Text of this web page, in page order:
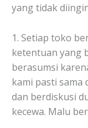
yang tidak
1. Setiap toko
ketentuan yang
berasumsi
kami pasti sama
dan berdiskusi
kecewa. Malu